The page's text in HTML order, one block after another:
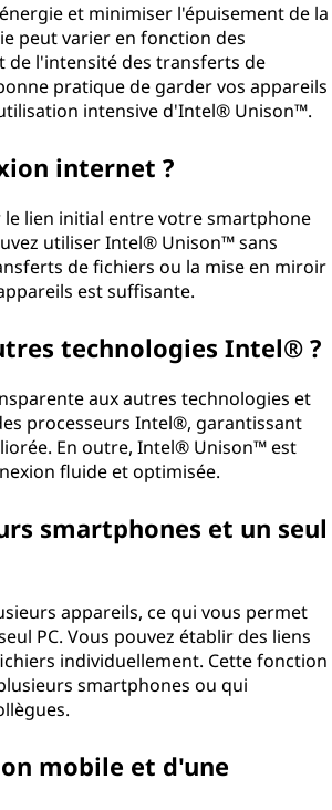
et minimiser l'épuisement de la
peut varier en fonction des
de l'intensité des transferts de
pratique de garder vos appareils
intensive d'Intel® Unison™.
internet ?
lien initial entre votre smartphone
utiliser Intel® Unison™ sans
de fichiers ou la mise en miroir
est suffisante.
technologies Intel® ?
aux autres technologies et
processeurs Intel®, garantissant
En outre, Intel® Unison™ est
fluide et optimisée.
smartphones et un seul
appareils, ce qui vous permet
PC. Vous pouvez établir des liens
individuellement. Cette fonction
smartphones ou qui
mobile et d'une